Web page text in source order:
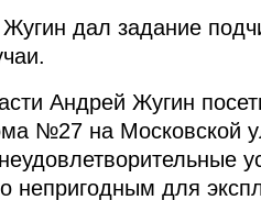
дал задание
Андрей Жугин
№27 на Московской
непригодным для